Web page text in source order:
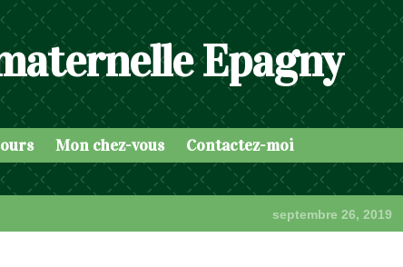
Epagny
Mon chez-vous Contactez-moi
septembre 26, 2019